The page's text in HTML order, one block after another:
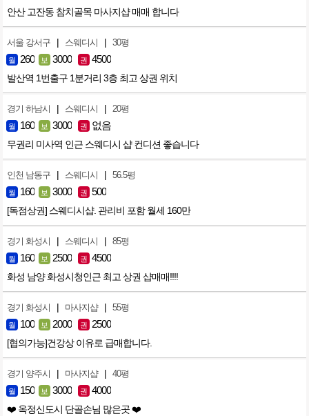
안산 고잔동 참치골목 마사지샵 매매 합니다
서울 강서구 | 스웨디시 | 30평
월 260 보 3000 권 4500
발산역 1번출구 1분거리 3층 최고 상권 위치
경기 하남시 | 스웨디시 | 20평
월 160 보 3000 권 없음
무권리 미사역 인근 스웨디시 샵 컨디션 좋습니다
인천 남동구 | 스웨디시 | 56.5평
월 160 보 3000 권 500
[독점상권] 스웨디시샵. 관리비 포함 월세 160만
경기 화성시 | 스웨디시 | 85평
월 160 보 2500 권 4500
화성 남양 화성시청인근 최고 상권 샵매매!!!!
경기 화성시 | 마사지샵 | 55평
월 100 보 2000 권 2500
[협의가능]건강상 이유로 급매합니다.
경기 양주시 | 마사지샵 | 40평
월 150 보 3000 권 4000
❤️ 옥정신도시 단골손님 많은곳 ❤️